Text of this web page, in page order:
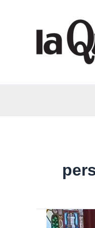
Alcalá